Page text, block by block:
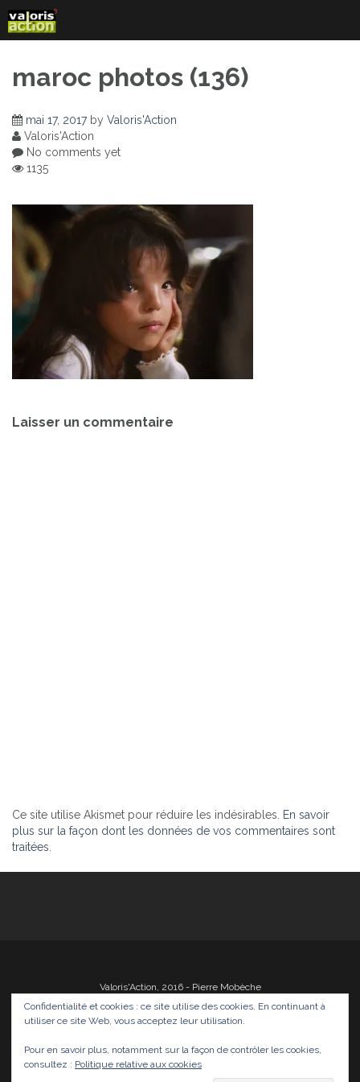
to
content
maroc photos (136)
mai 17, 2017by Valoris'Action
Valoris'Action
No comments yet
1135
de
Laisser un commentaire
Ce site utilise Akismet pour réduire les indésirables. En savoir
plus sur la façon dont les données de vos commentaires sont
traitées
Valoris'Action, 2016 - Pierre Mobèche
Photos Films Divers Infos Médias
Confidentialité et cookies : ce site utilise des cookies. En continuant à
utiliser ce site Web, vous acceptez leur utilisation.
Pour en savoir plus, notamment sur la façon de contrôler les cookies,
consultez : Politique relative aux cookies